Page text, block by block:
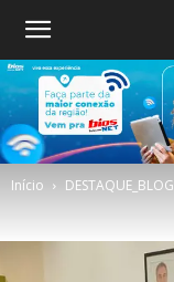
Início DESTAQUE_BLOG